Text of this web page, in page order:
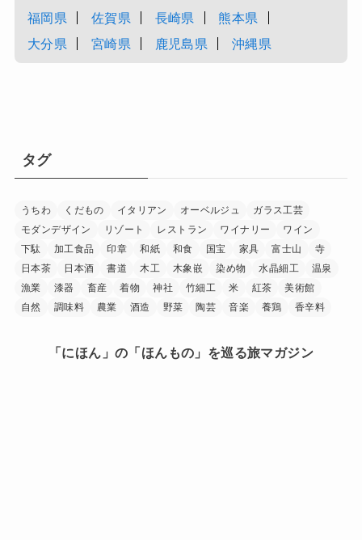
福岡県
佐賀県 長崎県
熊本県
大分県
宮崎県 鹿児島県 沖縄県
タグ
うちわ くだもの イタリアン オーベルジュ
ガラス工芸
モダンデザイン
リゾート レストラン ワイナリー
ワイン
下駄
加工食品 印章 和紙 和食 国宝 家具 富士山
寺
日本茶
日本酒 書道 木工 木象嵌 染め物 水晶細工
温泉
漁業
漆器 畜産 着物 神社 竹細工 米 紅茶
美術館
自然
調味料 農業 酒造 野菜 陶芸 音楽 養鶏 香辛料
「にほん」の「ほんもの」を巡る旅マガジン